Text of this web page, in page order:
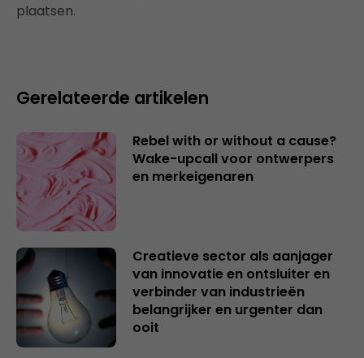
plaatsen.
Gerelateerde artikelen
Rebel with or without a cause?
Wake-upcall voor ontwerpers
en merkeigenaren
Creatieve sector als aanjager
van innovatie en ontsluiter en
verbinder van industrieën
belangrijker en urgenter dan
ooit